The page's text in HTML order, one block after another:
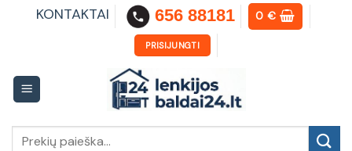
KONTAKTAI 656 88181 0€
PRISIJUNGTI